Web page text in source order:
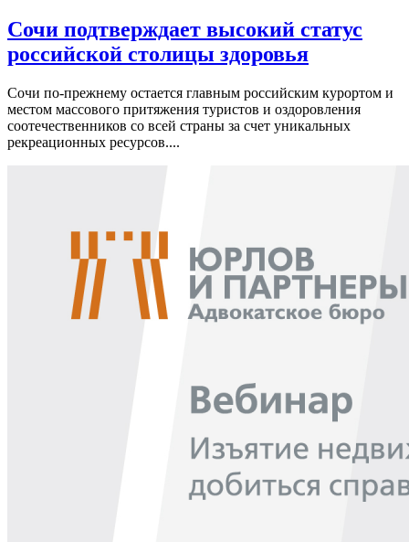
Сочи подтверждает высокий статус
российской столицы здоровья
Сочи по-прежнему остается главным российским курортом и
местом массового притяжения туристов и оздоровления
соотечественников со всей страны за счет уникальных
рекреационных ресурсов....